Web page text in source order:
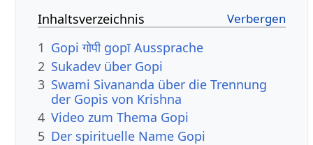
Inhaltsverzeichnis
1 Gopi गोपी gopī Aussprache
2 Sukadev über Gopi
3 Swami Sivananda über die Trennung
der Gopis von Krishna
4 Video zum Thema Gopi
5 Der spirituelle Name Gopi